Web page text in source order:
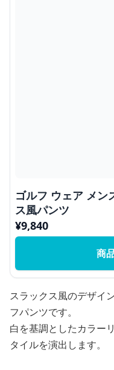
ゴルフ ウェア メン
ス風パンツ
¥9,840
商
スラックス風のデザイ
フパンツです。
白を基調としたカラー
タイルを演出します。